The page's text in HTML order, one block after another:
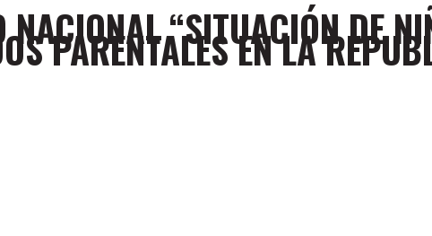
NACIONAL “SITUACIÓN DE
PARENTALES EN LA